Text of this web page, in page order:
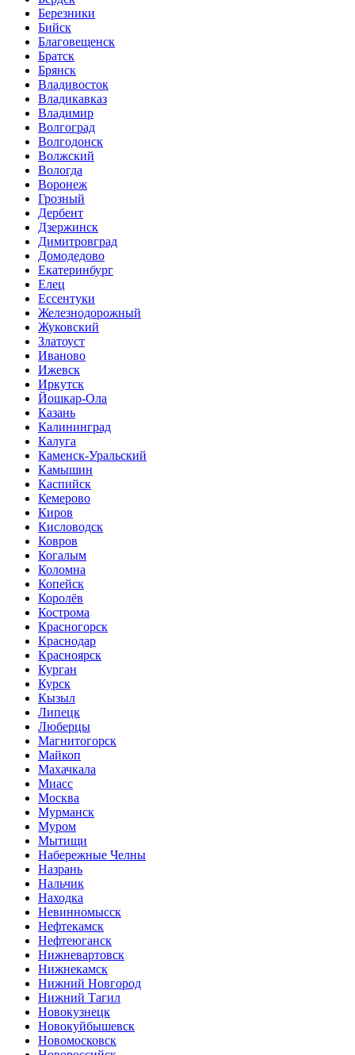
Березники
Бийск
Благовещенск
Братск
Брянск
Владивосток
Владикавказ
Владимир
Волгоград
Волгодонск
Волжский
Вологда
Воронеж
Грозный
Дербент
Дзержинск
Димитровград
Домодедово
Екатеринбург
Елец
Ессентуки
Железнодорожный
Жуковский
Златоуст
Иваново
Ижевск
Иркутск
Йошкар-Ола
Казань
Калининград
Калуга
Каменск-Уральский
Камышин
Каспийск
Кемерово
Киров
Кисловодск
Ковров
Когалым
Коломна
Копейск
Королёв
Кострома
Красногорск
Краснодар
Красноярск
Курган
Курск
Кызыл
Липецк
Люберцы
Магнитогорск
Майкоп
Махачкала
Миасс
Москва
Мурманск
Муром
Мытищи
Набережные Челны
Назрань
Нальчик
Находка
Невинномысск
Нефтекамск
Нефтеюганск
Нижневартовск
Нижнекамск
Нижний Новгород
Нижний Тагил
Новокузнецк
Новокуйбышевск
Новомосковск